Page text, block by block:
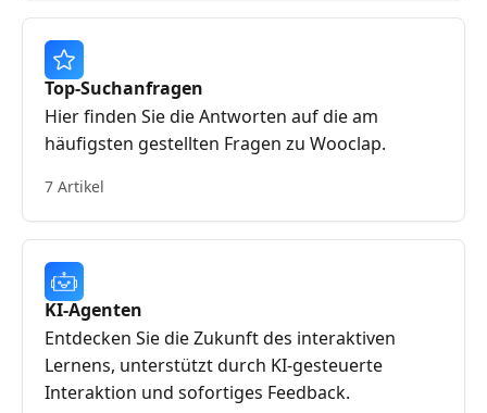
Top-Suchanfragen
Hier finden Sie die Antworten auf die am
häufigsten gestellten Fragen zu Wooclap.
7 Artikel
KI-Agenten
Entdecken Sie die Zukunft des interaktiven
Lernens, unterstützt durch KI-gesteuerte
Interaktion und sofortiges Feedback.